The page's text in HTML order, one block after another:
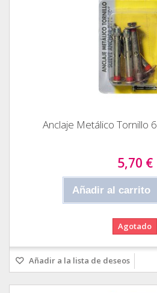
Anclaje Metálico Tornillo
5,70 €
Añadir al carrito
Agotado
Añadir a la lista de deseos